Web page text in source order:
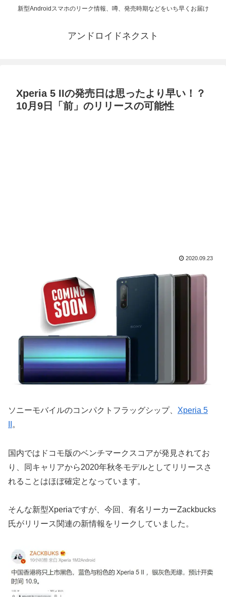
新型Androidスマホのリーク情報、噂、発売時期などをいち早くお届け
アンドロイドネクスト
Xperia 5 IIの発売日は思ったより早い！？
10月9日「前」のリリースの可能性
2020.09.23
ソニーモバイルのコンパクトフラッグシップ、 Xperia 5
。
国内ではドコモ版のベンチマークスコアが発見されてお
り、同キャリアから2020年秋冬モデルとしてリリースさ
れることはほぼ確定となっています。
そんな新型Xperiaですが、今回、有名リーカーZackbucks
氏がリリース関連の新情報をリークしていました。